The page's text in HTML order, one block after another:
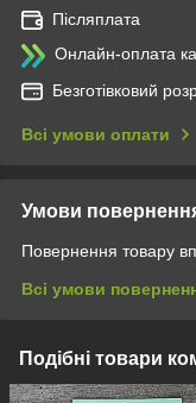
Післяплата
Онлайн-оплата
Безготівковий
Всі умови оплати
Умови
Повернення товару
Всі умови
Подібні товари